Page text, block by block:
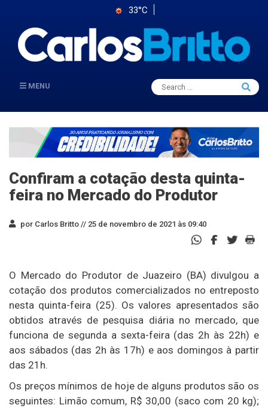
33°C
MENU
Search
for:
Search
Confiram a cotação desta quinta-
feira no Mercado do Produtor
por Carlos Britto // 25 de novembro de 2021 às 09:40
O Mercado do Produtor de Juazeiro (BA) divulgou a
cotação dos produtos comercializados no entreposto
nesta quinta-feira (25). Os valores apresentados são
obtidos através de pesquisa diária no mercado, que
funciona de segunda a sexta-feira (das 2h às 22h) e
aos sábados (das 2h às 17h) e aos domingos à partir
das 21h.
Os preços mínimos de hoje de alguns produtos são os
seguintes: Limão comum, R$ 30,00 (saco com 20 kg);